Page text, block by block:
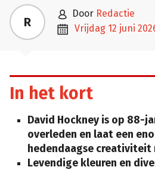
R  door Redactie
 vrijdag 12 juni
In het kort
David Hockney is op 88-
overleden en laat een
hedendaagse creativiteit
Levendige kleuren en